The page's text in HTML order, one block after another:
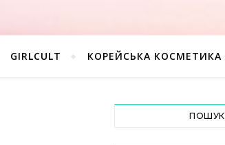
GIRLCULT КОРЕЙСЬКА КОСМЕТИКА
ПОШУК